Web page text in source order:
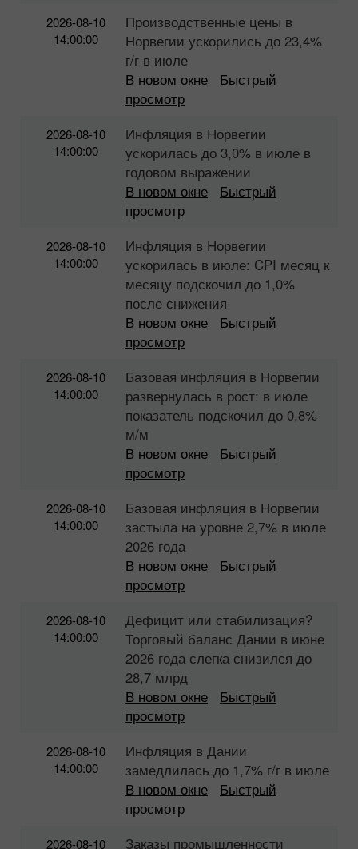
2026-08-10
14:00:00
Производственные цены в
Норвегии ускорились до 23,4%
г/г в июле
В новом окне
Быстрый
просмотр
2026-08-10
14:00:00
Инфляция в Норвегии
ускорилась до 3,0% в июле в
годовом выражении
В новом окне
Быстрый
просмотр
2026-08-10
14:00:00
Инфляция в Норвегии
ускорилась в июле: CPI месяц к
месяцу подскочил до 1,0%
после снижения
В новом окне
Быстрый
просмотр
2026-08-10
14:00:00
Базовая инфляция в Норвегии
развернулась в рост: в июле
показатель подскочил до 0,8%
м/м
В новом окне
Быстрый
просмотр
2026-08-10
14:00:00
Базовая инфляция в Норвегии
застыла на уровне 2,7% в июле
2026 года
В новом окне
Быстрый
просмотр
2026-08-10
14:00:00
Дефицит или стабилизация?
Торговый баланс Дании в июне
2026 года слегка снизился до
28,7 млрд
В новом окне
Быстрый
просмотр
2026-08-10
14:00:00
Инфляция в Дании
замедлилась до 1,7% г/г в июле
В новом окне
Быстрый
просмотр
2026-08-10 Заказы промышленности